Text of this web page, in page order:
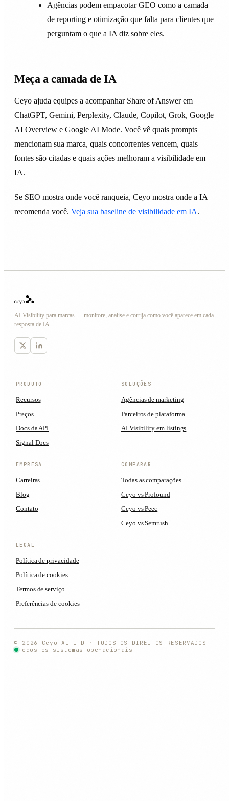
Agências podem empacotar GEO como a camada
de reporting e otimização que falta para clientes que
perguntam o que a IA diz sobre eles.
Meça a camada de IA
Ceyo ajuda equipes a acompanhar Share of Answer em
ChatGPT, Gemini, Perplexity, Claude, Copilot, Grok, Google
AI Overview e Google AI Mode. Você vê quais prompts
mencionam sua marca, quais concorrentes vencem, quais
fontes são citadas e quais ações melhoram a visibilidade em
IA.
Se SEO mostra onde você ranqueia, Ceyo mostra onde a IA
recomenda você. Veja sua baseline de visibilidade em IA.
AI Visibility para marcas — monitore, analise e corrija como você aparece em cada
resposta de IA.
PRODUTO
Recursos
Preços
Docs da API
Signal Docs
SOLUÇÕES
Agências de marketing
Parceiros de plataforma
AI Visibility em listings
EMPRESA
Carreiras
Blog
Contato
COMPARAR
Todas as comparações
Ceyo vs Profound
Ceyo vs Peec
Ceyo vs Semrush
LEGAL
Política de privacidade
Política de cookies
Termos de serviço
Preferências de cookies
© 2026 Ceyo AI LTD · TODOS OS DIREITOS RESERVADOS
Todos os sistemas operacionais